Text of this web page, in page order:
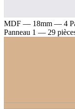
MDF — 18mm — 4
Panneau 1 — 29